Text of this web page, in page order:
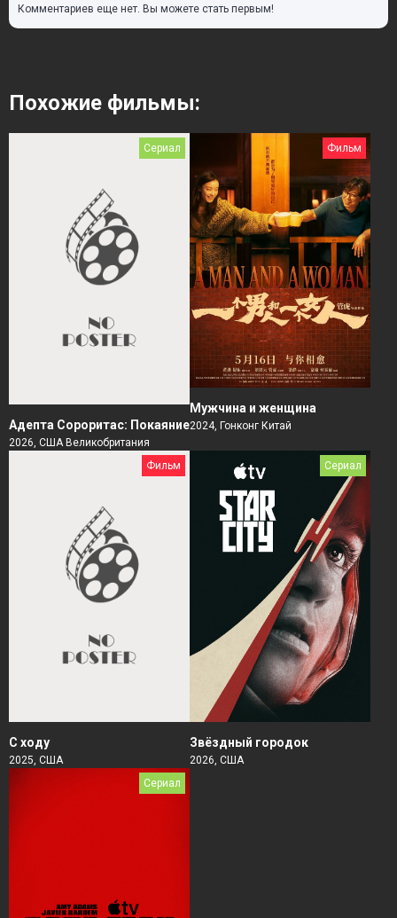
Комментариев еще нет. Вы можете стать первым!
Похожие фильмы:
Сериал
Адепта Сороритас: Покаяние
2026, США Великобритания
Фильм
Мужчина и женщина
2024, Гонконг Китай
Фильм
С ходу
2025, США
Сериал
Звёздный городок
2026, США
Сериал